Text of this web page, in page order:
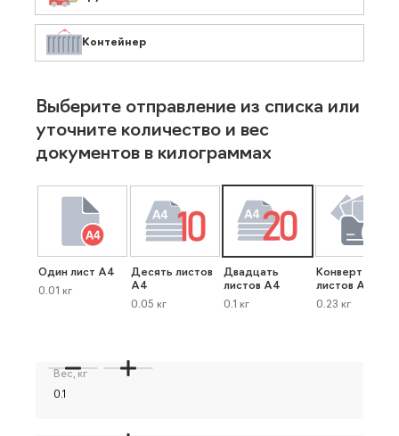
Контейнер
Выберите отправление из списка или
уточните количество и вес
документов в килограммах
Один лист А4
0.01 кг
Десять листов
А4
0.05 кг
Двадцать
листов А4
0.1 кг
Конверт до 40
листов А4
0.23 кг
Вес, кг